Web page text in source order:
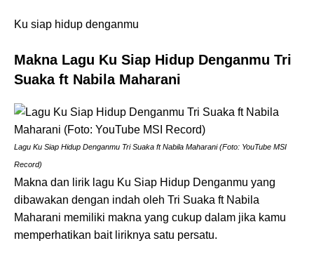
Ku siap hidup denganmu
Makna Lagu Ku Siap Hidup Denganmu Tri
Suaka ft Nabila Maharani
Lagu Ku Siap Hidup Denganmu Tri Suaka ft Nabila Maharani (Foto: YouTube MSI
Record)
Makna dan lirik lagu Ku Siap Hidup Denganmu yang
dibawakan dengan indah oleh Tri Suaka ft Nabila
Maharani memiliki makna yang cukup dalam jika kamu
memperhatikan bait liriknya satu persatu.